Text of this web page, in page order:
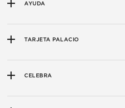
AYUDA
TARJETA PALACIO
CELEBRA